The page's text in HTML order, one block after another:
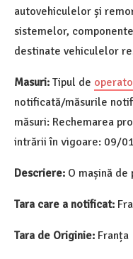
autovehiculelor și
sistemelor,
destinate vehiculelor
Masuri: Tipul de
notificată/măsurile
măsuri: Rechemarea
intrării în vigoare: 09/
Descriere: O mașină de
Tara care a notificat:
Tara de Originie: Franța